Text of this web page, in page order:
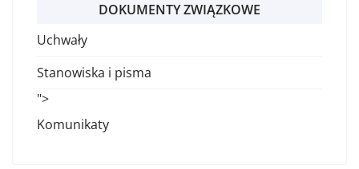
DOKUMENTY ZWIĄZKOWE
Uchwały
Stanowiska i pisma
">
Komunikaty